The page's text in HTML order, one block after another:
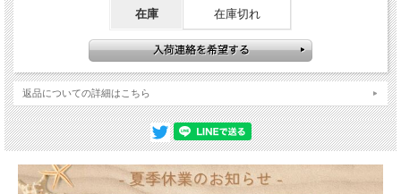
在庫 在庫切れ
返品についての詳細はこちら